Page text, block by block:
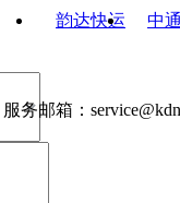
韵达快运
中
服务邮箱：